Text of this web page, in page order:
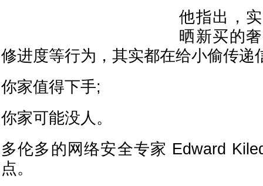
他指出，
晒新买的
修进度等行为，其实都在给小偷传递
你家值得下手;
你家可能没人。
多伦多的网络安全专家 Edward
点。